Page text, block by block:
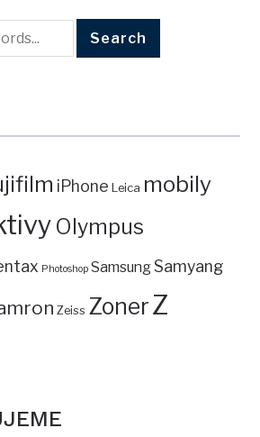
iPhone Leica mobily
Olympus
Photoshop SamsungSamyang
Zeiss ZonerZ